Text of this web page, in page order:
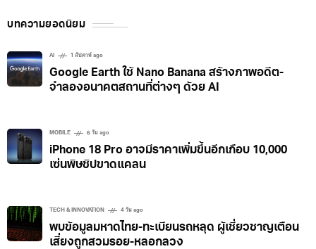
บทความยอดนิยม
AI 1 สัปดาห์ ago
Google Earth ใช้ Nano Banana สร้างภาพอดีต-
จำลองอนาคตสถานที่ต่างๆ ด้วย AI
MOBILE 6 วัน ago
iPhone 18 Pro อาจมีราคาเพิ่มขึ้นอีกเกือบ 10,000
เซ่นพิษชิปขาดแคลน
TECH & INNOVATION 4 วัน ago
พบข้อมูลมหาดไทย-ทะเบียนรถหลุด ผู้เชี่ยวชาญเตือน
เสี่ยงถูกสวมรอย-หลอกลวง